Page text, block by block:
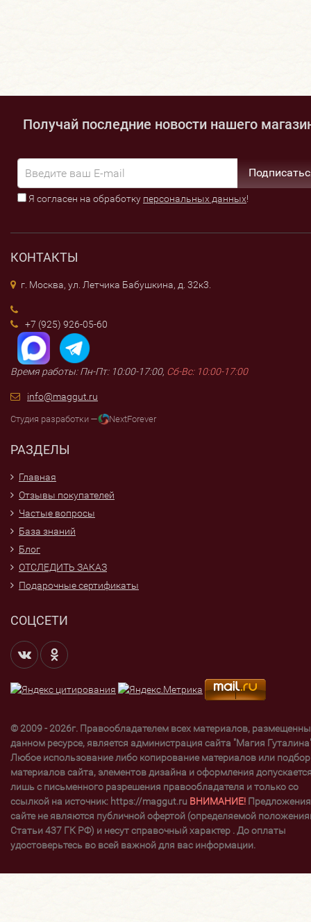
Получай последние новости нашего
Я согласен на обработку персональных данных!
КОНТАКТЫ
г. Москва, ул. Летчика Бабушкина, д. 32к3.
+7 (925) 926-05-60
Время работы: Пн-Пт: 10:00-17:00, Сб-Вс: 10:00-17:00
info@maggut.ru
Студия разработки — NextForever
РАЗДЕЛЫ
Главная
Отзывы покупателей
Частые вопросы
База знаний
Блог
ОТСЛЕДИТЬ ЗАКАЗ
Подарочные сертификаты
СОЦСЕТИ
© 2009 - 2026г. Правообладателем всех материалов,
данном ресурсе, является администрация сайта "Магия
Любое использование либо копирование материалов или
материалов сайта, элементов дизайна и оформления
лишь с письменного разрешения правообладателя и только со
ссылкой на источник: https://maggut.ru ВНИМАНИЕ!
сайте не являются публичной офертой (определяемой
Статьи 437 ГК РФ) и несут справочный характер . До оплаты
удостоверьтесь во всей важной для вас информации.